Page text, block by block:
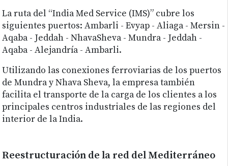
La ruta del “India Med Service (IMS)” cubre los
siguientes puertos: Ambarli - Evyap - Aliaga - Mersin -
Aqaba - Jeddah - NhavaSheva - Mundra - Jeddah -
Aqaba - Alejandría - Ambarli.
Utilizando las conexiones ferroviarias de los puertos
de Mundra y Nhava Sheva, la empresa también
facilita el transporte de la carga de los clientes a los
principales centros industriales de las regiones del
interior de la India.
Reestructuración de la red del Mediterráneo